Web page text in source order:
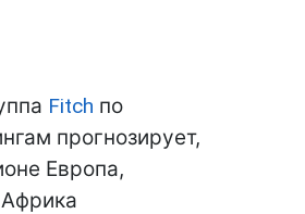
Fitch по
прогнозирует,
Европа,